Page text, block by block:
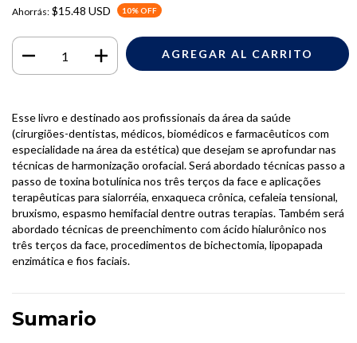
Ahorrás: $15.48 USD 10% OFF
Esse livro e destinado aos profissionais da área da saúde
(cirurgiões-dentistas, médicos, biomédicos e farmacêuticos com
especialidade na área da estética) que desejam se aprofundar nas
técnicas de harmonização orofacial. Será abordado técnicas passo a
passo de toxina botulínica nos três terços da face e aplicações
terapêuticas para sialorréia, enxaqueca crônica, cefaleia tensional,
bruxismo, espasmo hemifacial dentre outras terapias. Também será
abordado técnicas de preenchimento com ácido hialurônico nos
três terços da face, procedimentos de bichectomia, lipopapada
enzimática e fios faciais.
Sumario